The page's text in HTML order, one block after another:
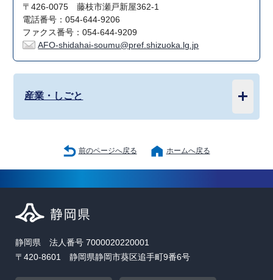
〒426-0075 藤枝市瀬戸新屋362-1
電話番号：054-644-9206
ファクス番号：054-644-9209
AFO-shidahai-soumu@pref.shizuoka.lg.jp
産業・しごと
前のページへ戻る ホームへ戻る
静岡県 法人番号 7000020220001
〒420-8601 静岡県静岡市葵区追手町9番6号